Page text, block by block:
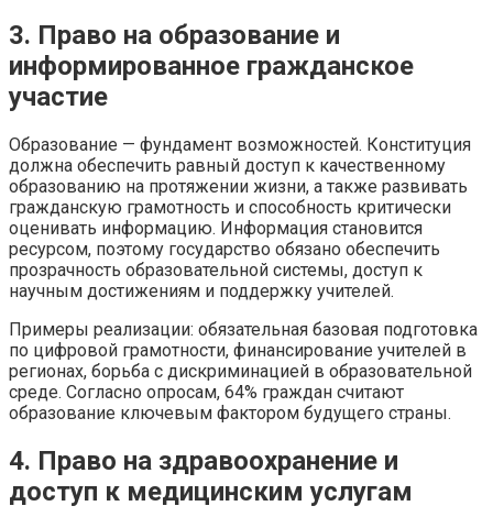
3. Право на образование и
информированное гражданское
участие
Образование — фундамент возможностей. Конституция
должна обеспечить равный доступ к качественному
образованию на протяжении жизни, а также развивать
гражданскую грамотность и способность критически
оценивать информацию. Информация становится
ресурсом, поэтому государство обязано обеспечить
прозрачность образовательной системы, доступ к
научным достижениям и поддержку учителей.
Примеры реализации: обязательная базовая подготовка
по цифровой грамотности, финансирование учителей в
регионах, борьба с дискриминацией в образовательной
среде. Согласно опросам, 64% граждан считают
образование ключевым фактором будущего страны.
4. Право на здравоохранение и
доступ к медицинским услугам